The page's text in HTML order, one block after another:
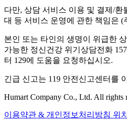
다만, 상담 서비스 이용 및 결제/환
대 등 서비스 운영에 관한 책임은 (
본인 또는 타인의 생명이 위급한
가능한 정신건강 위기상담전화
터 129에 도움을 요청하십시오.
긴급 신고는 119 안전신고센터를
Humart Company Co., Ltd. All rights
이용약관 & 개인정보처리방침 위